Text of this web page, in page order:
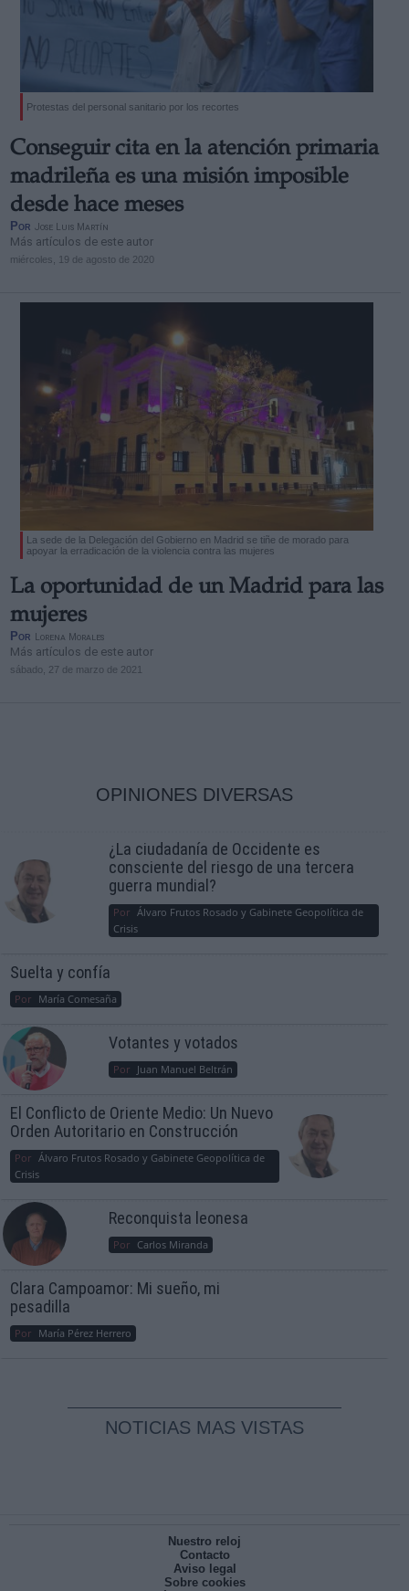
Protestas del personal sanitario por los recortes
Conseguir cita en la atención primaria
madrileña es una misión imposible
desde hace meses
Por Jose Luis Martín
Más artículos de este autor
miércoles, 19 de agosto de 2020
La sede de la Delegación del Gobierno en Madrid se tiñe de morado para
apoyar la erradicación de la violencia contra las mujeres
La oportunidad de un Madrid para las
mujeres
Por Lorena Morales
Más artículos de este autor
sábado, 27 de marzo de 2021
OPINIONES DIVERSAS
¿La ciudadanía de Occidente es
consciente del riesgo de una tercera
guerra mundial?
Por Álvaro Frutos Rosado y Gabinete Geopolítica de
Crisis
Suelta y confía
Por María Comesaña
Votantes y votados
Por Juan Manuel Beltrán
El Conflicto de Oriente Medio: Un Nuevo
Orden Autoritario en Construcción
Por Álvaro Frutos Rosado y Gabinete Geopolítica de
Crisis
Reconquista leonesa
Por Carlos Miranda
Clara Campoamor: Mi sueño, mi
pesadilla
Por María Pérez Herrero
NOTICIAS MAS VISTAS
Nuestro reloj
Contacto
Aviso legal
Sobre cookies